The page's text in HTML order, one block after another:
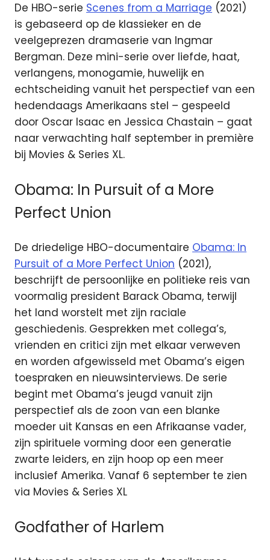
De HBO-serie Scenes from a Marriage (2021)
is gebaseerd op de klassieker en de
veelgeprezen dramaserie van Ingmar
Bergman. Deze mini-serie over liefde, haat,
verlangens, monogamie, huwelijk en
echtscheiding vanuit het perspectief van een
hedendaags Amerikaans stel – gespeeld
door Oscar Isaac en Jessica Chastain – gaat
naar verwachting half september in première
bij Movies & Series XL.
Obama: In Pursuit of a More
Perfect Union
De driedelige HBO-documentaire Obama: In
Pursuit of a More Perfect Union (2021),
beschrijft de persoonlijke en politieke reis van
voormalig president Barack Obama, terwijl
het land worstelt met zijn raciale
geschiedenis. Gesprekken met collega’s,
vrienden en critici zijn met elkaar verweven
en worden afgewisseld met Obama’s eigen
toespraken en nieuwsinterviews. De serie
begint met Obama’s jeugd vanuit zijn
perspectief als de zoon van een blanke
moeder uit Kansas en een Afrikaanse vader,
zijn spirituele vorming door een generatie
zwarte leiders, en zijn hoop op een meer
inclusief Amerika. Vanaf 6 september te zien
via Movies & Series XL
Godfather of Harlem